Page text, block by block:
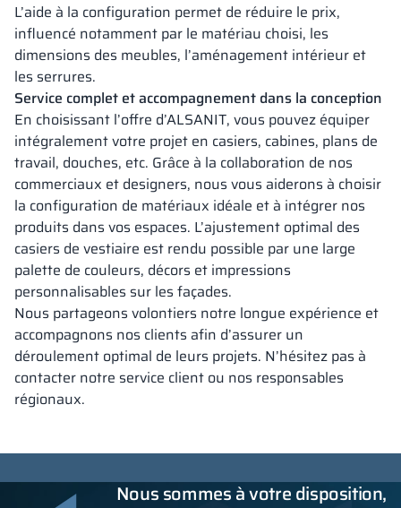
L’aide à la configuration permet de réduire le prix,
influencé notamment par le matériau choisi, les
dimensions des meubles, l’aménagement intérieur et
les serrures.
Service complet et accompagnement dans la conception
En choisissant l’offre d’ALSANIT, vous pouvez équiper
intégralement votre projet en casiers, cabines, plans de
travail, douches, etc. Grâce à la collaboration de nos
commerciaux et designers, nous vous aiderons à choisir
la configuration de matériaux idéale et à intégrer nos
produits dans vos espaces. L’ajustement optimal des
casiers de vestiaire est rendu possible par une large
palette de couleurs, décors et impressions
personnalisables sur les façades.
Nous partageons volontiers notre longue expérience et
accompagnons nos clients afin d’assurer un
déroulement optimal de leurs projets. N’hésitez pas à
contacter notre service client ou nos responsables
régionaux.
Nous sommes à votre disposition,